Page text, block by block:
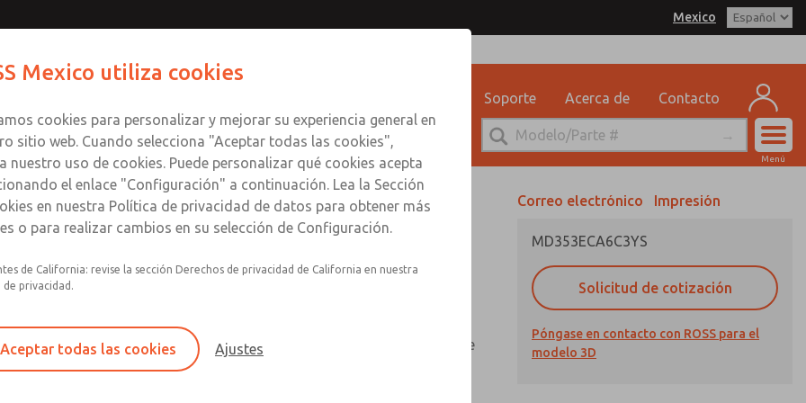
Mexico
Soporte Acerca de Contacto
Menú
Filtro individual, regulador, lubricador
Recipiente de plástico de policarbonato con protector de
acero contra roturas, recipiente de aluminio con mirilla de
nailon transparente o recipiente lubricador de aluminio
extendido con mirilla.
Correo electrónico Impresión
MD353ECA6C3YS
Solicitud de cotización
Póngase en contacto con ROSS para el
modelo 3D
Enviar esta página por correo electrónico
Servicio Tecnico
1-888-TEK-ROSS
Mexico utiliza cookies
cookies para personalizar y mejorar su experiencia general en
sitio web. Cuando selecciona "Aceptar todas las cookies",
nuestro uso de cookies. Puede personalizar qué cookies acepta
el enlace "Configuración" a continuación. Lea la Sección
en nuestra Política de privacidad de datos para obtener más
o para realizar cambios en su selección de Configuración.
de California: revise la sección Derechos de privacidad de California en nuestra
de privacidad.
Aceptar todas las cookies Ajustes